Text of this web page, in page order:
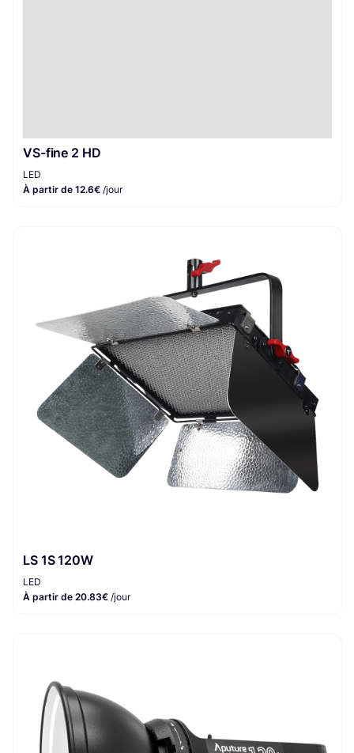
VS-fine 2 HD
LED
À partir de 12.6€ /jour
LS 1S 120W
LED
À partir de 20.83€ /jour